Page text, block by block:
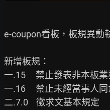
e-coupon看板，板規異動
新增板規：
一.15     禁止發表非本板
一.16     禁止未經當事人
二.7.0    徵求文基本規定